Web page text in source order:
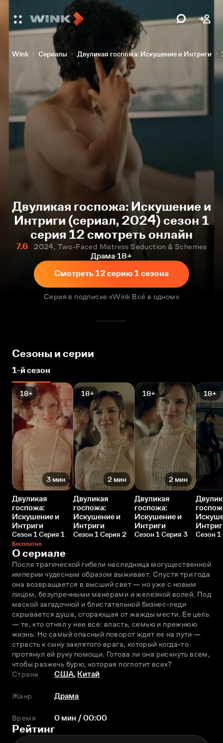
Wink Сериалы Двуликая госпожа: Искушение и Интриги
Двуликая госпожа: Искушение и
Интриги (сериал, 2024) сезон 1
серия 12 смотреть онлайн
7.6
2024, Two-Faced Mistress Seduction & Schemes
Драма 18+
Смотреть 12 серию 1 сезона
Серия в подписке «Wink Всё в одном»
Сезоны и серии
1-й сезон
18+
3 мин
Двуликая
госпожа:
Искушение и
Интриги
Сезон 1 Серия 1
Бесплатно
18+
2 мин
Двуликая
госпожа:
Искушение и
Интриги
Сезон 1 Серия 2
18+
2 мин
Двуликая
госпожа:
Искушение и
Интриги
Сезон 1 Серия 3
18+
Сезон
О сериале
После трагической гибели наследница могущественной
империи чудесным образом выживает. Спустя три года
она возвращается в высший свет — но уже с новым
лицом, безупречными манерами и железной волей. Под
маской загадочной и блистательной бизнес-леди
скрывается душа, сгорающая от жажды мести. Ее цель
— те, кто отнял у нее все: власть, семью и прежнюю
жизнь. Но самый опасный поворот ждет ее на пути —
страсть к сыну заклятого врага, который когда-то
протянул ей руку помощи. Готова ли она рискнуть всем,
чтобы разжечь бурю, которая поглотит всех?
Страна
США, Китай
Жанр Драма
Время 0 мин / 00:00
Рейтинг